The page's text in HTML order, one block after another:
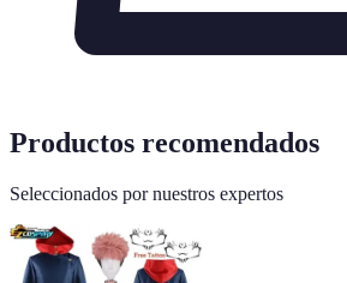
Productos recomendados
Seleccionados por nuestros expertos